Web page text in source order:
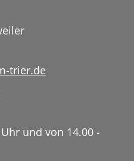
trier.de
und von 14.00 -